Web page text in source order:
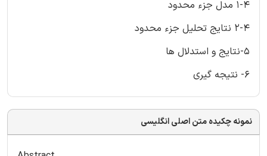
1-4 مدل جزء محدود
2-4 نتایج تحلیل جزء محدود
5-نتایج و استدلال ها
6- نتیجه گیری
نمونه چکیده متن اصلی انگلیسی